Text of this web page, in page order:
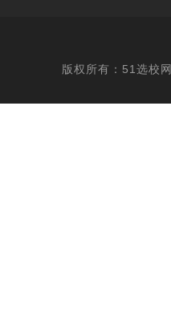
版权所有：51选校网